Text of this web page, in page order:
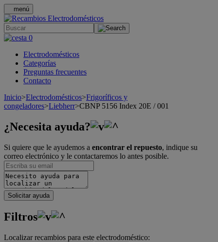
menú
0
Electrodomésticos
Categorías
Preguntas frecuentes
Contacto
Inicio>Electrodomésticos>Frigoríficos y
congeladores>Liebherr>CBNP 5156 Index 20E / 001
¿Necesita ayuda?
Si quiere que le ayudemos a encontrar el repuesto, indique su
correo electrónico y le contactaremos lo antes posible.
Solicitar ayuda
Filtros
Localizar recambios para este electrodoméstico: